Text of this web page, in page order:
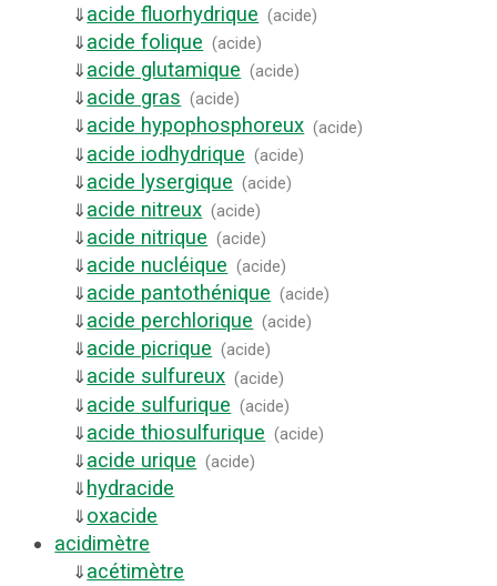
⇓ acide fluorhydrique (acide)
⇓ acide folique (acide)
⇓ acide glutamique (acide)
⇓ acide gras (acide)
⇓ acide hypophosphoreux (acide)
⇓ acide iodhydrique (acide)
⇓ acide lysergique (acide)
⇓ acide nitreux (acide)
⇓ acide nitrique (acide)
⇓ acide nucléique (acide)
⇓ acide pantothénique (acide)
⇓ acide perchlorique (acide)
⇓ acide picrique (acide)
⇓ acide sulfureux (acide)
⇓ acide sulfurique (acide)
⇓ acide thiosulfurique (acide)
⇓ acide urique (acide)
⇓ hydracide
⇓ oxacide
acidimètre
⇓ acétimètre